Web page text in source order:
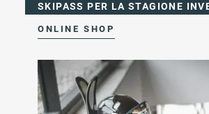
SKIPASS PER LA STAGIONE
ONLINE SHOP